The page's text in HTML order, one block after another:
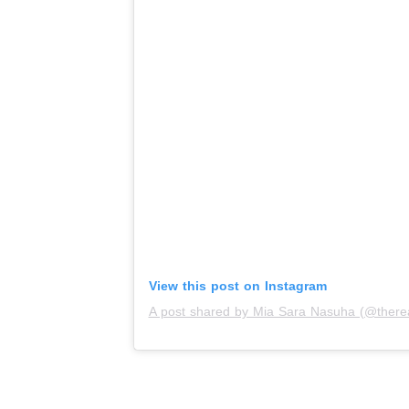
View this post on Instagram
A post shared by Mia Sara Nasuha